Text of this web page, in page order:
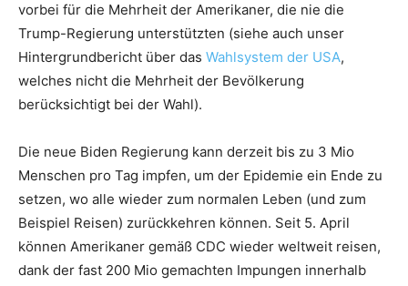
vorbei für die Mehrheit der Amerikaner, die nie die
Trump-Regierung unterstützten (siehe auch unser
Hintergrundbericht über das Wahlsystem der USA,
welches nicht die Mehrheit der Bevölkerung
berücksichtigt bei der Wahl).
Die neue Biden Regierung kann derzeit bis zu 3 Mio
Menschen pro Tag impfen, um der Epidemie ein Ende zu
setzen, wo alle wieder zum normalen Leben (und zum
Beispiel Reisen) zurückkehren können. Seit 5. April
können Amerikaner gemäß CDC wieder weltweit reisen,
dank der fast 200 Mio gemachten Impungen innerhalb